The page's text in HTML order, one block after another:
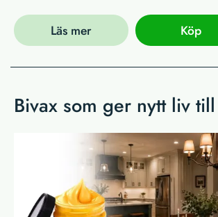
Läs mer Köp
Bivax som ger nytt liv